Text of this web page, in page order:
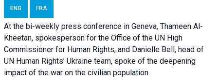
ENG FRA
At the bi-weekly press conference in Geneva, Thameen Al-
Kheetan, spokesperson for the Office of the UN High
Commissioner for Human Rights, and Danielle Bell, head of
UN Human Rights’ Ukraine team, spoke of the deepening
impact of the war on the civilian population.